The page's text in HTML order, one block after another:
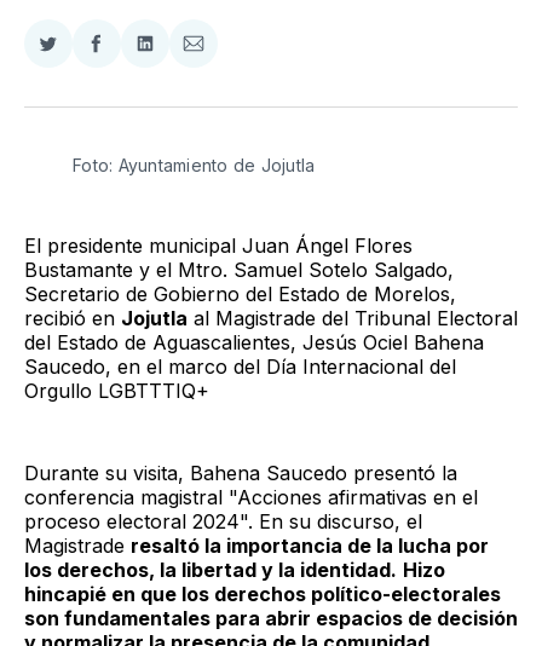
Compartir
Twitter
Compartir
Facebook
Compartir
LinkedIn
Compartir
Email
Foto: Ayuntamiento de Jojutla
El presidente municipal Juan Ángel Flores
Bustamante y el Mtro. Samuel Sotelo Salgado,
Secretario de Gobierno del Estado de Morelos,
recibió en Jojutla al Magistrade del Tribunal Electoral
del Estado de Aguascalientes, Jesús Ociel Bahena
Saucedo, en el marco del Día Internacional del
Orgullo LGBTTTIQ+
Durante su visita, Bahena Saucedo presentó la
conferencia magistral "Acciones afirmativas en el
proceso electoral 2024". En su discurso, el
Magistrade resaltó la importancia de la lucha por
los derechos, la libertad y la identidad. Hizo
hincapié en que los derechos político-electorales
son fundamentales para abrir espacios de decisión